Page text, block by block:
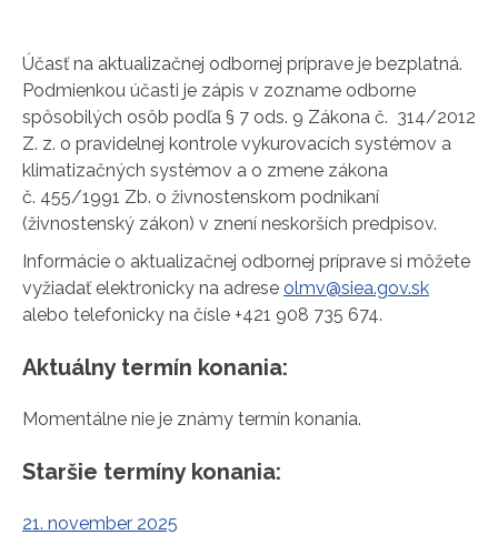
Účasť na aktualizačnej odbornej príprave je bezplatná.
Podmienkou účasti je zápis v zozname odborne
spôsobilých osôb podľa § 7 ods. 9 Zákona č. 314/2012
Z. z. o pravidelnej kontrole vykurovacích systémov a
klimatizačných systémov a o zmene zákona
č. 455/1991 Zb. o živnostenskom podnikaní
(živnostenský zákon) v znení neskorších predpisov.
Informácie o aktualizačnej odbornej príprave si môžete
vyžiadať elektronicky na adrese olmv@siea.gov.sk
alebo telefonicky na čísle +421 908 735 674.
Aktuálny termín konania:
Momentálne nie je známy termín konania.
Staršie termíny konania:
21. november 2025